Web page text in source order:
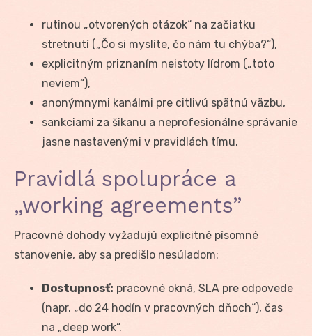
rutinou „otvorených otázok“ na začiatku
stretnutí („Čo si myslíte, čo nám tu chýba?“),
explicitným priznaním neistoty lídrom („toto
neviem“),
anonýmnymi kanálmi pre citlivú spätnú väzbu,
sankciami za šikanu a neprofesionálne správanie
jasne nastavenými v pravidlách tímu.
Pravidlá spolupráce a
„working agreements”
Pracovné dohody vyžadujú explicitné písomné
stanovenie, aby sa predišlo nesúladom:
Dostupnosť: pracovné okná, SLA pre odpovede
(napr. „do 24 hodín v pracovných dňoch“), čas
na „deep work“.